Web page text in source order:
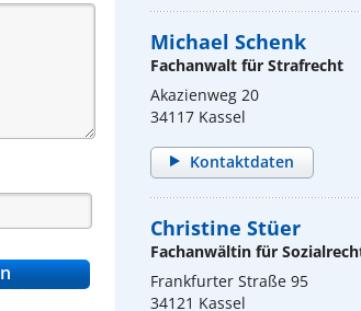
Michael Schenk
Fachanwalt für Strafrecht
Akazienweg 20
34117 Kassel
Kontaktdaten
Christine Stüer
Fachanwältin für
Frankfurter Straße 95
34121 Kassel